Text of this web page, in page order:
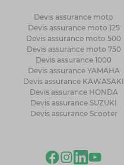
Devis assurance moto
Devis assurance moto 125
Devis assurance moto 500
Devis assurance moto 750
Devis assurance 1000
Devis assurance YAMAHA
Devis assurance KAWASAKI
Devis assurance HONDA
Devis assurance SUZUKI
Devis assurance Scooter